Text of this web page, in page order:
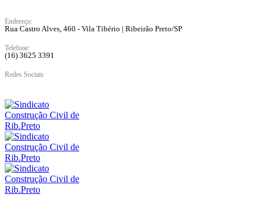
Endereço:
Rua Castro Alves, 460 - Vila Tibério | Ribeirão Preto/SP
Telefone:
(16) 3625 3391
Redes Sociais